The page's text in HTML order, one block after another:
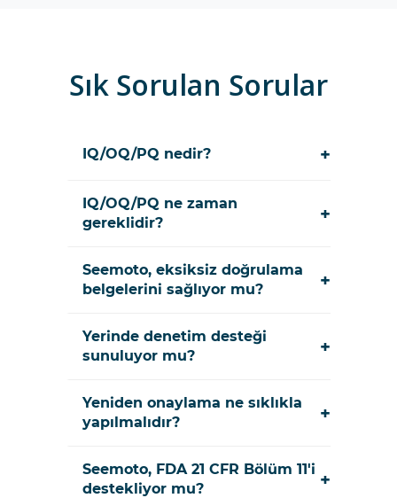
Sık Sorulan Sorular
IQ/OQ/PQ nedir? +
IQ/OQ/PQ ne zaman
gereklidir?
+
Seemoto, eksiksiz doğrulama
belgelerini sağlıyor mu?
+
Yerinde denetim desteği
sunuluyor mu?
+
Yeniden onaylama ne sıklıkla
yapılmalıdır?
+
Seemoto, FDA 21 CFR Bölüm 11'i
destekliyor mu?
+